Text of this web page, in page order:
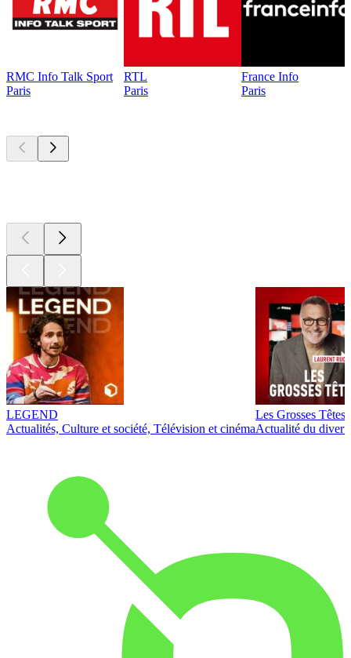
RMC Info Talk Sport
Paris
RTL
Paris
France Info
Paris
LEGEND
Actualités, Culture et société, Télévision et cinéma
Les Grosses Têtes
Actualité du